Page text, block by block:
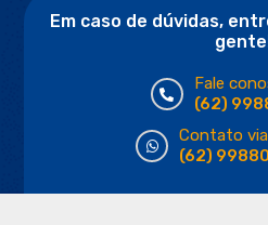
Em caso de dúvidas,
Fale
(62)
Contato
(62)